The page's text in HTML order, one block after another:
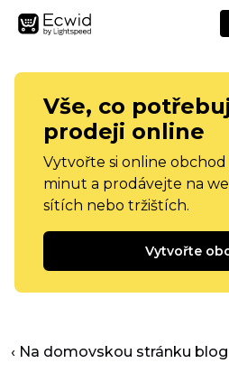
Vše, co
prodeji online
Vytvořte si online
minut a prodávejte na
sítích nebo tržištích.
Vytvořte
‹ Na domovskou stránku